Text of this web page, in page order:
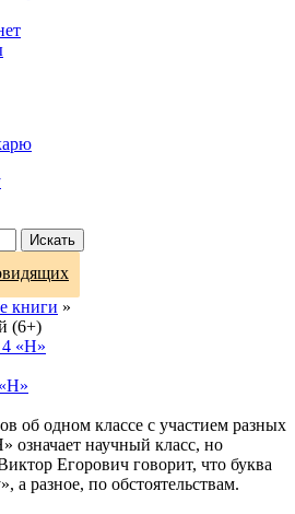
Искать
книги »
(6+)
об одном классе с участием разных
означает научный класс, но
Егорович говорит, что буква
а разное, по обстоятельствам.